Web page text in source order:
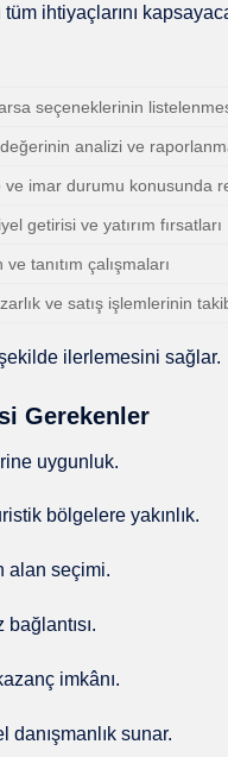
ihtiyaçlarını
seçeneklerinin
analizi ve
ve imar durumu konusunda
getirisi ve yatırım fırsatları
tanıtım çalışmaları
ve satış işlemlerinin
ilerlemesini sağlar.
Gerekenler
uygunluk.
bölgelere yakınlık.
alan seçimi.
imkânı.
sunar.